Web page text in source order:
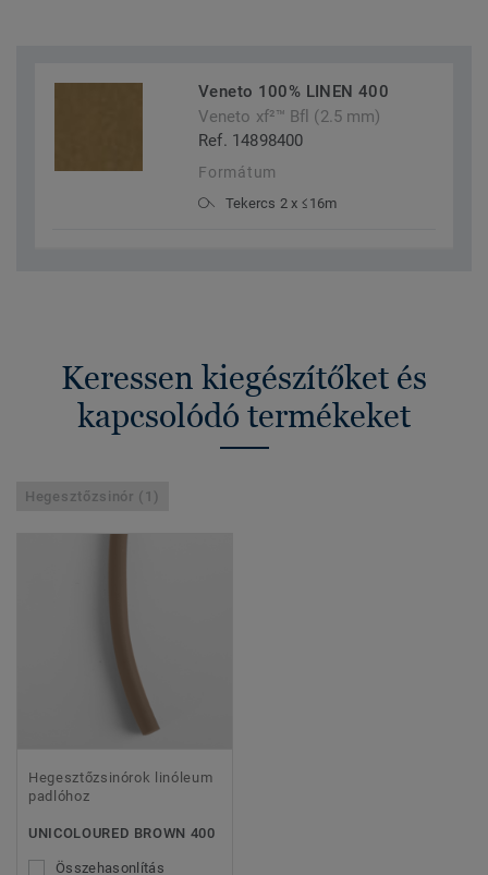
Veneto 100% LINEN 400
Veneto xf²™ Bfl (2.5 mm)
Ref. 14898400
Formátum
Tekercs 2 x ≤16m
Keressen kiegészítőket és
kapcsolódó termékeket
Hegesztőzsinór (1)
Hegesztőzsinórok linóleum
padlóhoz
UNICOLOURED BROWN 400
Összehasonlítás